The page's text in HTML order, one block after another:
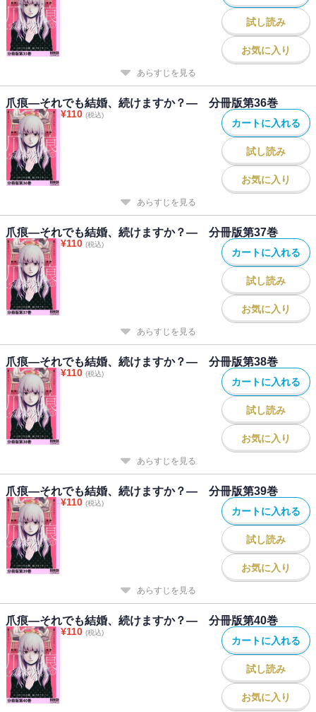
試し読み
お気に入り
あらすじを見る
爪痕―それでも結婚、続けますか？― 分冊版第36巻
¥110 (税込)
カートに入れる
試し読み
お気に入り
あらすじを見る
爪痕―それでも結婚、続けますか？― 分冊版第37巻
¥110 (税込)
カートに入れる
試し読み
お気に入り
あらすじを見る
爪痕―それでも結婚、続けますか？― 分冊版第38巻
¥110 (税込)
カートに入れる
試し読み
お気に入り
あらすじを見る
爪痕―それでも結婚、続けますか？― 分冊版第39巻
¥110 (税込)
カートに入れる
試し読み
お気に入り
あらすじを見る
爪痕―それでも結婚、続けますか？― 分冊版第40巻
¥110 (税込)
カートに入れる
試し読み
お気に入り